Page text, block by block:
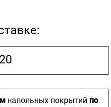
напольных покрытий по